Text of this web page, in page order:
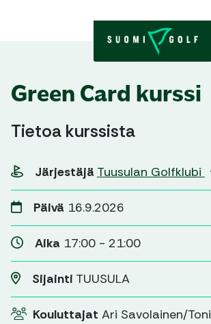
Green Card kurssi
Tietoa kurssista
Järjestäjä Tuusulan Golfklubi
Päivä 16.9.2026
Aika 17:00 - 21:00
Sijainti TUUSULA
Kouluttajat Ari Savolainen/Toni